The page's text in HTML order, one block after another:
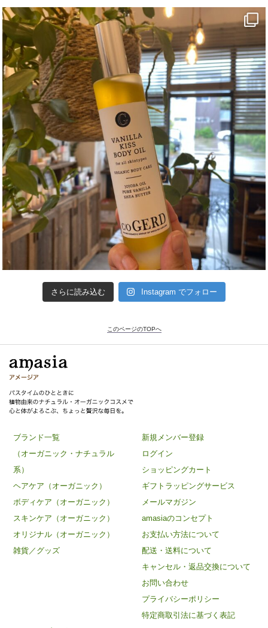
さらに読み込む Instagram でフォロー
このページのTOPへ
ブランド一覧
（オーガニック・ナチュラル
系）
ヘアケア（オーガニック）
ボディケア（オーガニック）
スキンケア（オーガニック）
オリジナル（オーガニック）
雑貨／グッズ
新規メンバー登録
ログイン
ショッピングカート
ギフトラッピングサービス
メールマガジン
amasiaのコンセプト
お支払い方法について
配送・送料について
キャンセル・返品交換について
お問い合わせ
プライバシーポリシー
特定商取引法に基づく表記